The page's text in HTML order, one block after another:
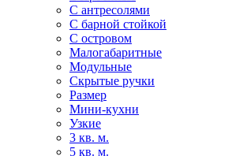
С антресолями
С барной стойкой
С островом
Малогабаритные
Модульные
Скрытые ручки
Размер
Мини-кухни
Узкие
3 кв. м.
5 кв. м.